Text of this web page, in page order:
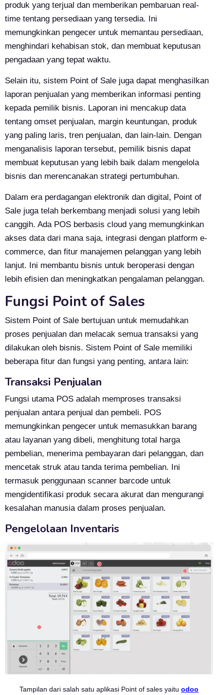
produk yang terjual dan memberikan pembaruan real-
time tentang persediaan yang tersedia. Ini
memungkinkan pengecer untuk memantau persediaan,
menghindari kehabisan stok, dan membuat keputusan
pengadaan yang tepat waktu.
Selain itu, sistem Point of Sale juga dapat menghasilkan
laporan penjualan yang memberikan informasi penting
kepada pemilik bisnis. Laporan ini mencakup data
tentang omset penjualan, margin keuntungan, produk
yang paling laris, tren penjualan, dan lain-lain. Dengan
menganalisis laporan tersebut, pemilik bisnis dapat
membuat keputusan yang lebih baik dalam mengelola
bisnis dan merencanakan strategi pertumbuhan.
Dalam era perdagangan elektronik dan digital, Point of
Sale juga telah berkembang menjadi solusi yang lebih
canggih. Ada POS berbasis cloud yang memungkinkan
akses data dari mana saja, integrasi dengan platform e-
commerce, dan fitur manajemen pelanggan yang lebih
lanjut. Ini membantu bisnis untuk beroperasi dengan
lebih efisien dan meningkatkan pengalaman pelanggan.
Fungsi Point of Sales
Sistem Point of Sale bertujuan untuk memudahkan
proses penjualan dan melacak semua transaksi yang
dilakukan oleh bisnis. Sistem Point of Sale memiliki
beberapa fitur dan fungsi yang penting, antara lain:
Transaksi Penjualan
Fungsi utama POS adalah memproses transaksi
penjualan antara penjual dan pembeli. POS
memungkinkan pengecer untuk memasukkan barang
atau layanan yang dibeli, menghitung total harga
pembelian, menerima pembayaran dari pelanggan, dan
mencetak struk atau tanda terima pembelian. Ini
termasuk penggunaan scanner barcode untuk
mengidentifikasi produk secara akurat dan mengurangi
kesalahan manusia dalam proses penjualan.
Pengelolaan Inventaris
Tampilan dari salah satu aplikasi Point of sales yaitu odoo